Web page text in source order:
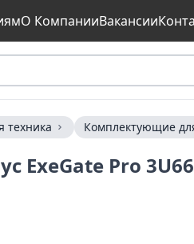
О КомпанииВакансии
Комплектующие
ExeGate Pro